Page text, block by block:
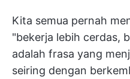
Kita semua pernah
"bekerja lebih cerdas,
adalah frasa yang
seiring dengan